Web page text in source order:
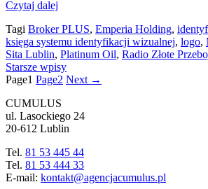
Czytaj dalej
Tagi Broker PLUS, Emperia Holding,
księga systemu identyfikacji wizualnej, logo,
Sita Lublin, Platinum Oil, Radio Złote
Starsze wpisy
Page1 Page2 Next →
CUMULUS
ul. Lasockiego 24
20-612 Lublin
Tel. 81 53 445 44
Tel. 81 53 444 33
E-mail: kontakt@agencjacumulus.pl